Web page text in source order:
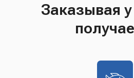
Заказывая